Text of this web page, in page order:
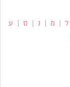
ל מ נ ס ע